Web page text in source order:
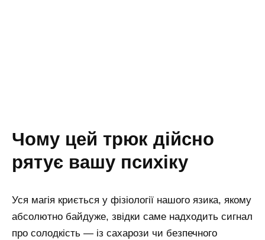
чому цей трюк дійсно
рятує вашу психіку
Уся магія криється у фізіології нашого язика, якому
абсолютно байдуже, звідки саме надходить сигнал
про солодкість — із сахарози чи безпечного